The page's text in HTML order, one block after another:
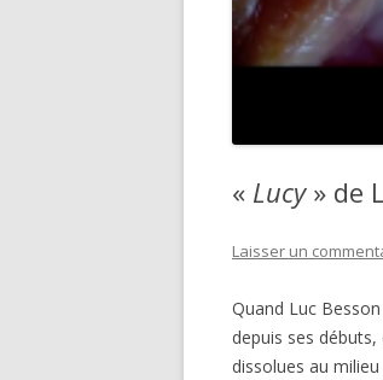
« Lucy» de
Laisser un
Quand Luc
depuis ses
dissolues au